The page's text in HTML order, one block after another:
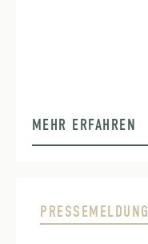
MEHR ERFAHREN
PRESSEMELDUNG